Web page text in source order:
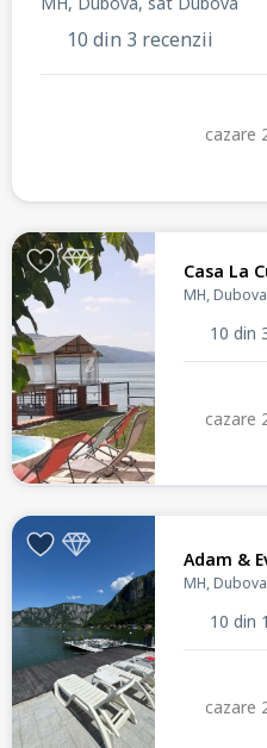
10 din 3 recenzii
cazare
Casa La
MH,
10 din
cazare
Adam &
MH,
10 din
cazare